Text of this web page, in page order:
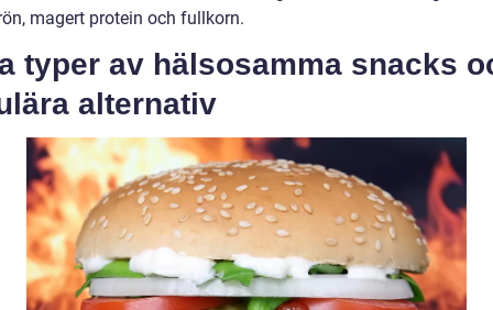
magert protein och fullkorn.
typer av hälsosamma snacks
alternativ